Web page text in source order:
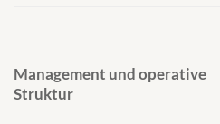
Management und operative
Struktur